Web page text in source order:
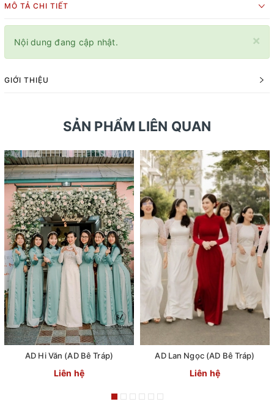
MÔ TẢ CHI TIẾT
×
Nội dung đang cập nhật.
GIỚI THIỆU
SẢN PHẨM LIÊN QUAN
AD Hi Văn (AD Bê Tráp)
Liên hệ
AD Lan Ngọc (AD Bê Tráp)
Liên hệ